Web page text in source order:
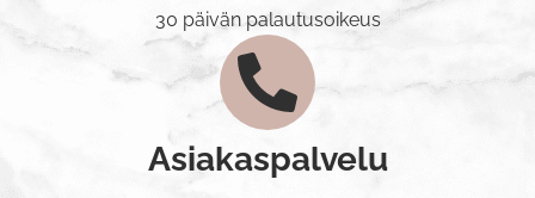
30 päivän palautusoikeus
Asiakaspalvelu